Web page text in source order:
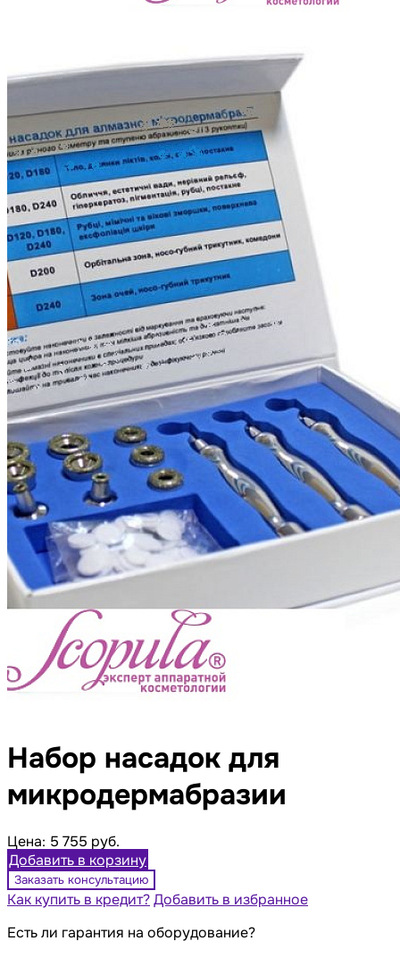
Набор насадок для
микродермабразии
Цена: 5 755 руб.
Добавить в корзину
Заказать консультацию
Как купить в кредит?Добавить в избранное
Есть ли гарантия на оборудование?